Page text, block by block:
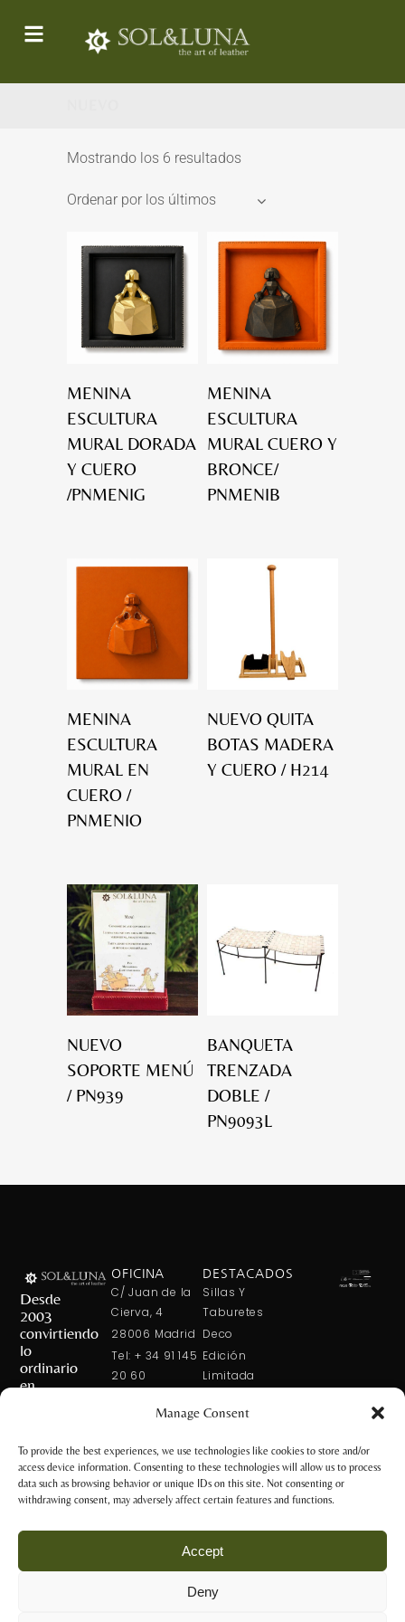
Manage Consent
To provide the best experiences, we use technologies like cookies to store and/or
access device information. Consenting to these technologies will allow us to process
data such as browsing behavior or unique IDs on this site. Not consenting or
withdrawing consent, may adversely affect certain features and functions.
Accept
Deny
Mostrando los 6 resultados
Ordenar por los últimos
MENINA
ESCULTURA
MURAL DORADA
Y CUERO
/PNMENIG
MENINA
ESCULTURA
MURAL CUERO Y
BRONCE/
PNMENIB
MENINA
ESCULTURA
MURAL EN
CUERO /
PNMENIO
NUEVO QUITA
BOTAS MADERA
Y CUERO / H214
NUEVO
SOPORTE MENÚ
/ PN939
BANQUETA
TRENZADA
DOBLE /
PN9093L
Desde
2003
convirtiendo
lo
ordinario
en
OFICINA
C/ Juan de la
Cierva, 4
28006 Madrid
Tel: + 34 91 145
20 60
TIENDA
C/ Núñez de
+34 917 81 28
+34 600 421 113
DESTACADOS
Sillas Y
Taburetes
Deco
Edición
Limitada
Mesa
Chic